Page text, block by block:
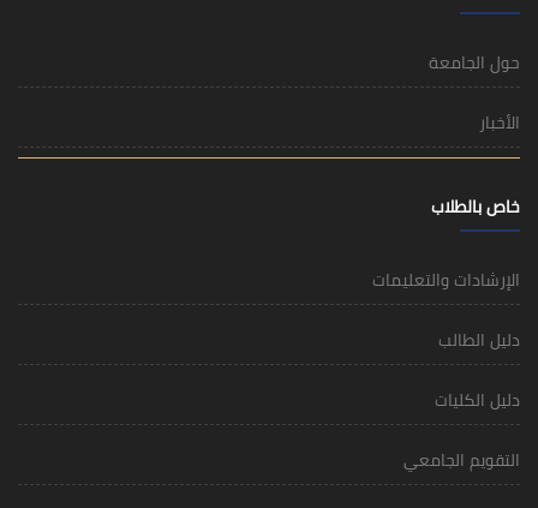
حول الجامعة
الأخبار
خاص بالطلاب
الإرشادات والتعليمات
دليل الطالب
دليل الكليات
التقويم الجامعي